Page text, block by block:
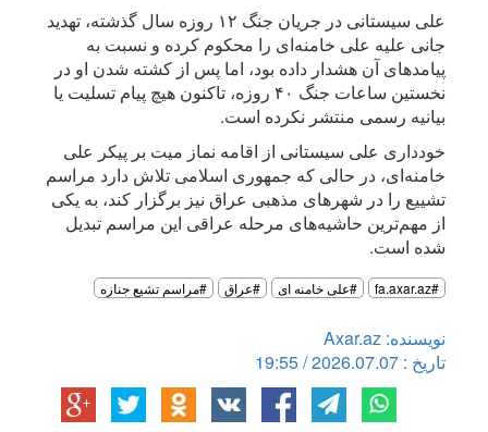
علی سیستانی در جریان جنگ ۱۲ روزه سال گذشته، تهدید
جانی علیه علی خامنه‌ای را محکوم کرده و نسبت به
پیامدهای آن هشدار داده بود، اما پس از کشته شدن او در
نخستین ساعات جنگ ۴۰ روزه، تاکنون هیچ پیام تسلیت یا
بیانیه رسمی منتشر نکرده است.
خودداری علی سیستانی از اقامه نماز میت بر پیکر علی
خامنه‌ای، در حالی که جمهوری اسلامی تلاش دارد مراسم
تشییع را در شهرهای مذهبی عراق نیز برگزار کند، به یکی
از مهم‌ترین حاشیه‌های مرحله عراقی این مراسم تبدیل
شده است.
#fa.axar.az #علی خامنه ای #عراق #مراسم تشیع جنازه
نویسنده: Axar.az
تاریخ : 2026.07.07 / 19:55